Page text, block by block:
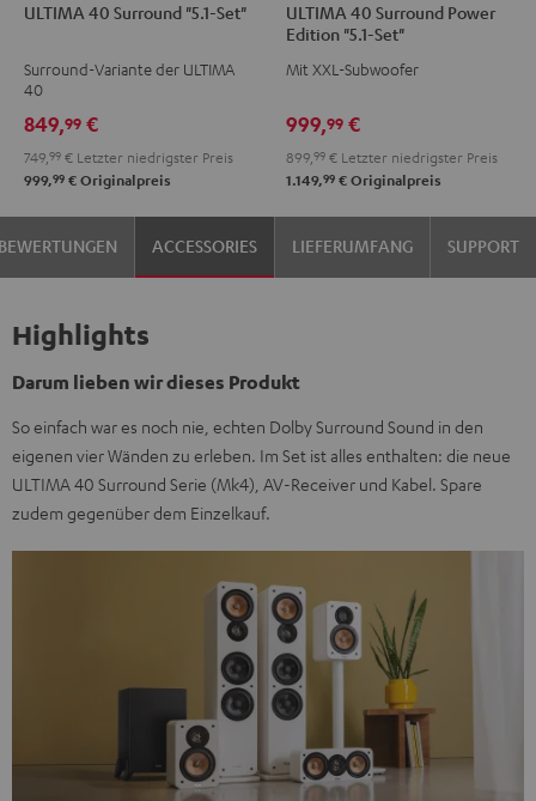
40
"5.1-
Schwarz
40
"5.1-
Weiß
/
Schwarz
ULTIMA 40 Surround "5.1-Set"
Surround-Variante der ULTIMA
40
849,99 €
749, 99 € Letzter niedrigster Preis
999,99 € Originalpreis
40
Surround
Power
"5.1-
Set"
Schwarz
40
Surround
Power
"5.1-
Set"
Weiß
ULTIMA 40 Surround Power
Edition "5.1-Set"
Mit XXL-Subwoofer
999,99 €
899, 99 € Letzter niedrigster Preis
1.149,99 € Originalpreis
ACCESSORIES LIEFERUMFANG SUPPORT
Highlights
Darum lieben wir dieses Produkt
So einfach war es noch nie, echten Dolby Surround Sound in den
eigenen vier Wänden zu erleben. Im Set ist alles enthalten: die neue
ULTIMA 40 Surround Serie (Mk4), AV-Receiver und Kabel. Spare
zudem gegenüber dem Einzelkauf.